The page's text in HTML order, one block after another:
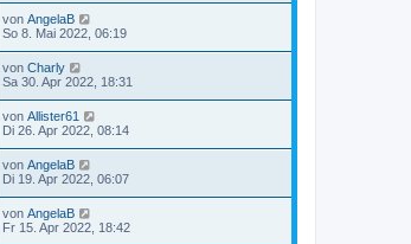
von AngelaB
So 8. Mai 2022, 06:19
von Charly
Sa 30. Apr 2022, 18:31
von Allister61
Di 26. Apr 2022, 08:14
von AngelaB
Di 19. Apr 2022, 06:07
von AngelaB
Fr 15. Apr 2022, 18:42